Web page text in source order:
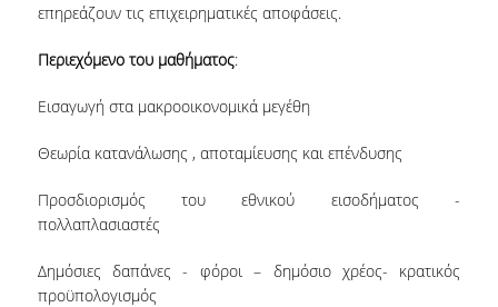
ΔΙΟΙΚΗΤΙΚΟ ΠΡΟΣΩΠΙΚΟ
ΜΗΤΡΩΑ ΜΕΛΩΝ ΤΜΗΜΑΤΟΣ
ΕΝΤΕΤΑΛΜΕΝΟΙ ΔΙΔΑΣΚΟΝΤΕΣ ΑΚΑΔ.
ΠΡΟΠΤΥΧΙΑΚΕΣ ΣΠΟΥΔΕΣ
ΠΡΟΓΡΑΜΜΑ ΚΑΙ ΚΑΤΕΥΘΥΝΣΕΙΣ ΣΠΟΥΔΩΝ
επηρεάζουν τις επιχειρηματικές αποφάσεις.
Περιεχόμενο του μαθήματος:
Εισαγωγή στα μακροοικονομικά μεγέθη
Θεωρία κατανάλωσης , αποταμίευσης και επένδυσης
Προσδιορισμός του εθνικού εισοδήματος -
πολλαπλασιαστές
Δημόσιες δαπάνες - φόροι – δημόσιο χρέος- κρατικός
προϋπολογισμός